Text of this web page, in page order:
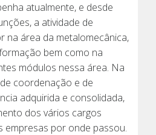
atualmente, e desde
a atividade de
na área da metalomecânica,
bem como na
módulos nessa área. Na
coordenação e de
adquirida e consolidada,
dos vários cargos
empresas por onde passou.